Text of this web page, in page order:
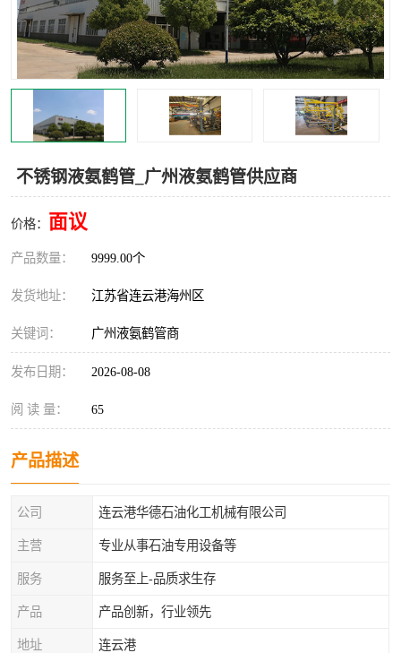
不锈钢液氨鹤管_广州液氨鹤管供应商
价格： 面议
产品数量： 9999.00个
发货地址： 江苏省连云港海州区
关键词： 广州液氨鹤管商
发布日期： 2026-08-08
阅 读 量： 65
产品描述
公司 连云港华德石油化工机械有限公司
主营 专业从事石油专用设备等
服务 服务至上-品质求生存
产品 产品创新，行业领先
地址 连云港
汽车鹤管 顶部鹤管
底部鹤管 低温鹤管
浮动出油装置 鹤管